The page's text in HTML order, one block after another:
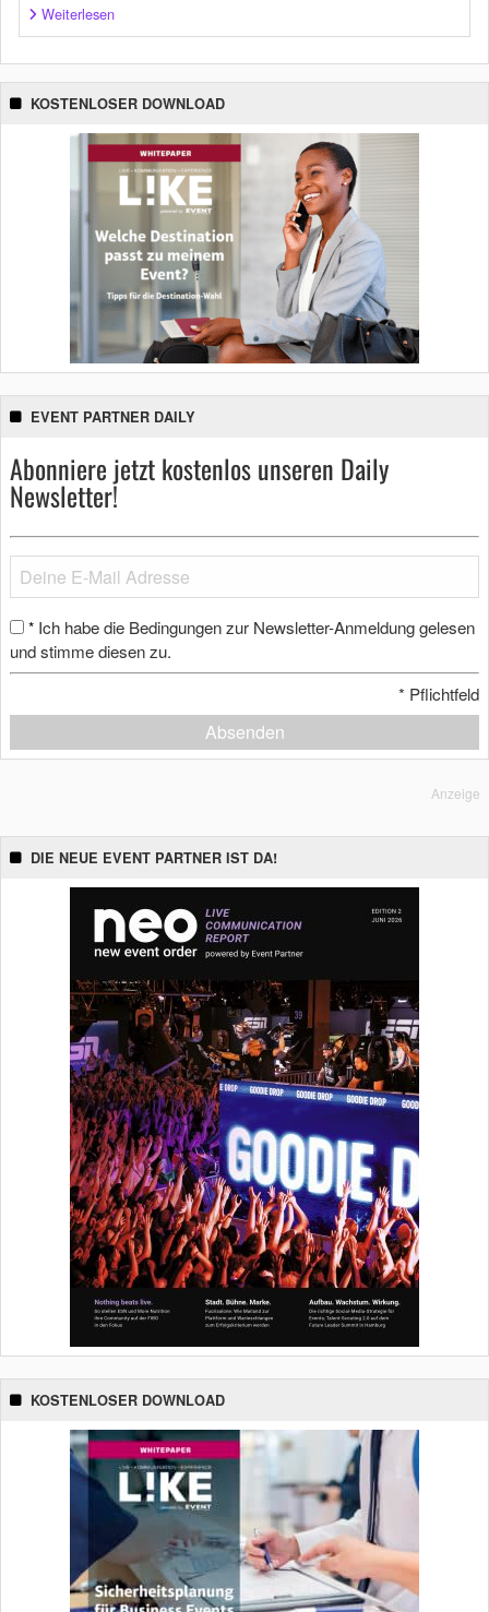
Weiterlesen
KOSTENLOSER DOWNLOAD
EVENT PARTNER DAILY
Abonniere jetzt kostenlos unseren Daily
Newsletter!
* Ich habe die Bedingungen zur Newsletter-Anmeldung gelesen
und stimme diesen zu.
* Pflichtfeld
Absenden
Anzeige
DIE NEUE EVENT PARTNER IST DA!
KOSTENLOSER DOWNLOAD